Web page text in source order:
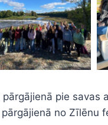
pie savas
no Zīlēnu